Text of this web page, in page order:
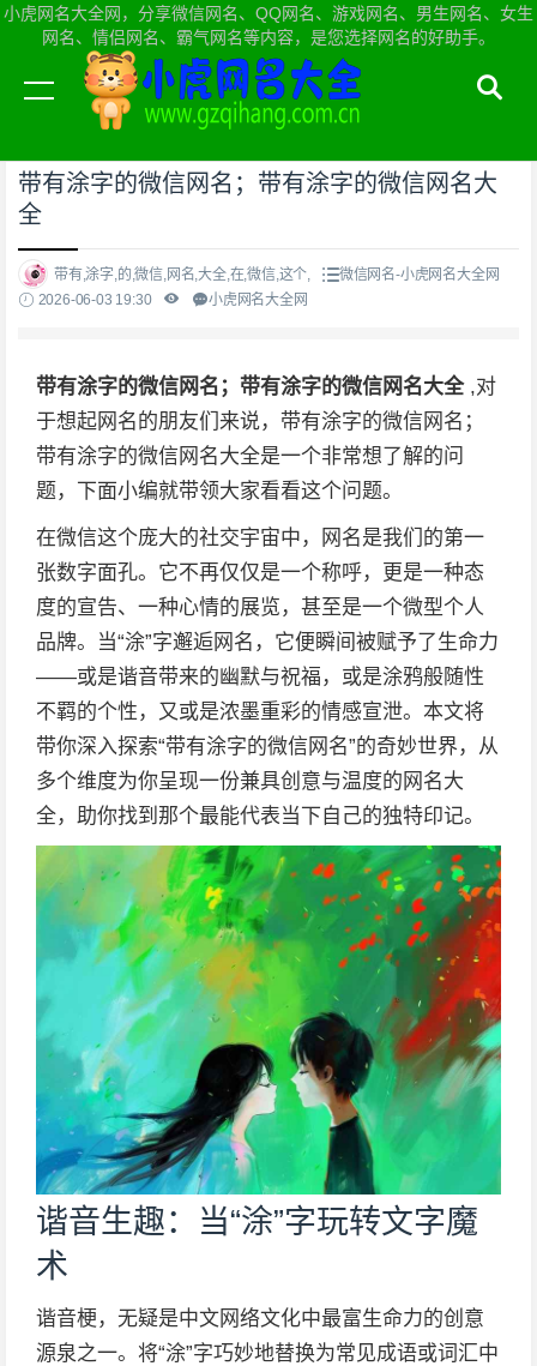
小虎网名大全网，分享微信网名、QQ网名、游戏网名、男生网名、女生
网名、情侣网名、霸气网名等内容，是您选择网名的好助手。
当前位置：小虎网名大全网首页>微信网名
带有涂字的微信网名；带有涂字的微信网名大
全
带有,涂字,的,微信,网名,大全,在,微信,这个,
微信网名-小虎网名大全网
2026-06-03 19:30
小虎网名大全网
带有涂字的微信网名；带有涂字的微信网名大全 ,对
于想起网名的朋友们来说，带有涂字的微信网名；
带有涂字的微信网名大全是一个非常想了解的问
题，下面小编就带领大家看看这个问题。
在微信这个庞大的社交宇宙中，网名是我们的第一
张数字面孔。它不再仅仅是一个称呼，更是一种态
度的宣告、一种心情的展览，甚至是一个微型个人
品牌。当“涂”字邂逅网名，它便瞬间被赋予了生命力
——或是谐音带来的幽默与祝福，或是涂鸦般随性
不羁的个性，又或是浓墨重彩的情感宣泄。本文将
带你深入探索“带有涂字的微信网名”的奇妙世界，从
多个维度为你呈现一份兼具创意与温度的网名大
全，助你找到那个最能代表当下自己的独特印记。
谐音生趣：当“涂”字玩转文字魔
术
谐音梗，无疑是中文网络文化中最富生命力的创意
源泉之一。将“涂”字巧妙地替换为常见成语或词汇中